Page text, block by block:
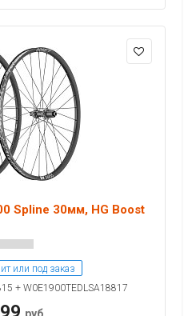
Spline 30мм, HG Boost
или под заказ
+ W0E1900TEDLSA18817